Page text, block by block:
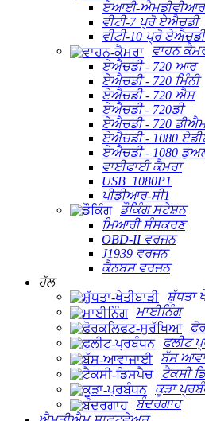
ਏਆਈ-
ਵੀਟੀ-7 ਪ੍ਰੋ ਏਐਚਡੀ
ਵੀਟੀ-10 ਪ੍ਰੋ ਏਐਚਡੀ
ਵਾਹਨ
ਏਐਚਡੀ - 720 ਆਰ
ਏਐਚਡੀ - 720 ਮਿੰਨੀ
ਏਐਚਡੀ - 720 ਐਸ
ਏਐਚਡੀ - 720ਡੀ
ਏਐਚਡੀ - 720
ਏਐਚਡੀ - 1080
ਏਐਚਡੀ - 1080
ਵਾਈਫਾਈ ਕੈਮਰਾ
USB_1080P1
ਪੀਡੀਆਰ-ਸੀ1
ਡੌਕਿੰਗ ਸਟੇਸ਼ਨ
ਮਿਆਰੀ ਸੰਸਕਰਣ
OBD-II ਵਰਜਨ
J1939 ਵਰਜਨ
ਕੈਨਬਸ ਵਰਜਨ
ਹੱਲ
ਸ਼ੁੱਧਤਾ
ਮਾਈਨਿੰਗ
ਫਲੀਟ
ਬੱਸ
ਟੈਕਸੀ
ਕੂੜਾ
ਬੰਦਰਗਾਹ